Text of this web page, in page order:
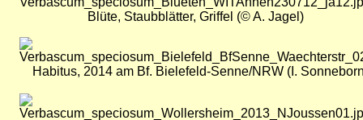
Blüte, Staubblätter, Griffel (© A. Jagel)
Bild
Habitus, 2014 am Bf. Bielefeld-Senne/NRW (I.
Bild